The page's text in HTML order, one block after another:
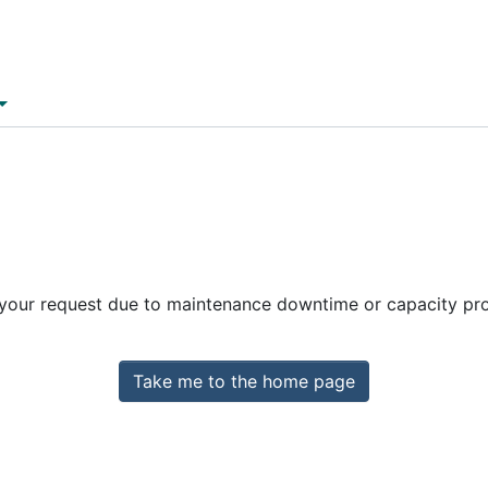
request due to maintenance downtime or capacity
Take me to the home page